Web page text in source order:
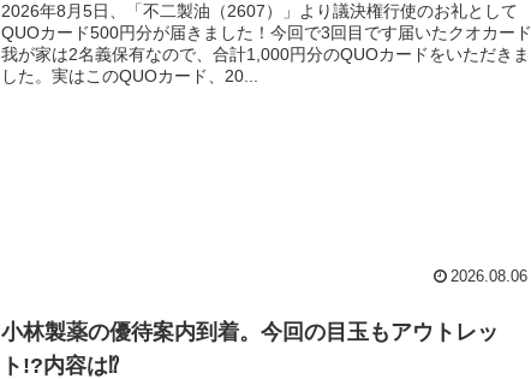
2026年8月5日、「不二製油（2607）」より議決権行使のお礼として
QUOカード500円分が届きました！今回で3回目です届いたクオカード
我が家は2名義保有なので、合計1,000円分のQUOカードをいただきま
した。実はこのQUOカード、20...
2026.08.06
小林製薬の優待案内到着。今回の目玉もアウトレッ
ト!?内容は⁉